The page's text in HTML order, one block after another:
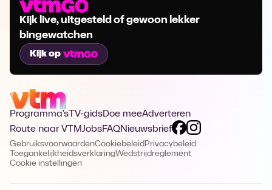
Kijk live, uitgesteld of gewoon lekker
bingewatchen
Kijk op
Programma's TV-gidsDoe meeAdverteren
Route naar VTMJobsFAQNieuwsbrief
GebruiksvoorwaardenCookiebeleid Privacybeleid
ToegankelijkheidsverklaringWedstrijdreglement
Cookie instellingen